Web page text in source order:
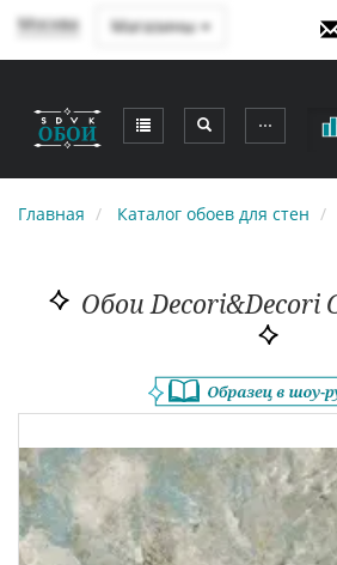
Москва Магазины
⋯
Главная Каталог обоев для стен
Обои Decori&Decori